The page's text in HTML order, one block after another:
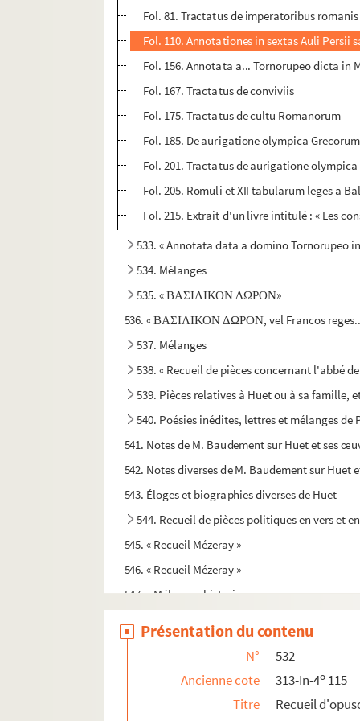
Fol. 81. Tractatus de imperatoribus romanis
Fol. 110. Annotationes in sextas Auli Persii
Fol. 156. Annotata a... Tornorupeo dicta
Fol. 167. Tractatus de conviviis
Fol. 175. Tractatus de cultu Romanorum
Fol. 185. De aurigatione olympica
Fol. 201. Tractatus de aurigatione olympica
Fol. 205. Romuli et XII tabularum leges a
Fol. 215. Extrait d'un livre intitulé : « Les
533. « Annotata data a domino Tornorupeo
534. Mélanges
535. « ΒΑΣΙΛΙΚΟΝ ΔΩΡΟΝ»
536. « ΒΑΣΙΛΙΚΟΝ ΔΩΡΟΝ, vel Francos
537. Mélanges
538. « Recueil de pièces concernant l'abbé
539. Pièces relatives à Huet ou à sa famille,
540. Poésies inédites, lettres et mélanges
541. Notes de M. Baudement sur Huet et ses
542. Notes diverses de M. Baudement sur Huet
543. Éloges et biographies diverses de Huet
544. Recueil de pièces politiques en vers et
545. « Recueil Mézeray »
546. « Recueil Mézeray »
547. « Mélanges historiques »
549. Recueil de sermons et de notes
Présentation du contenu
N°
532
Ancienne cote
313-In-4o 115
Titre
Recueil